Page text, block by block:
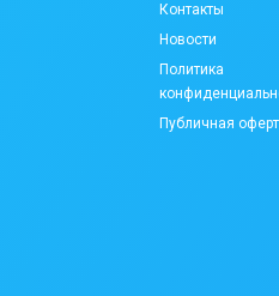
Контакты
Новости
Политика
Публичная